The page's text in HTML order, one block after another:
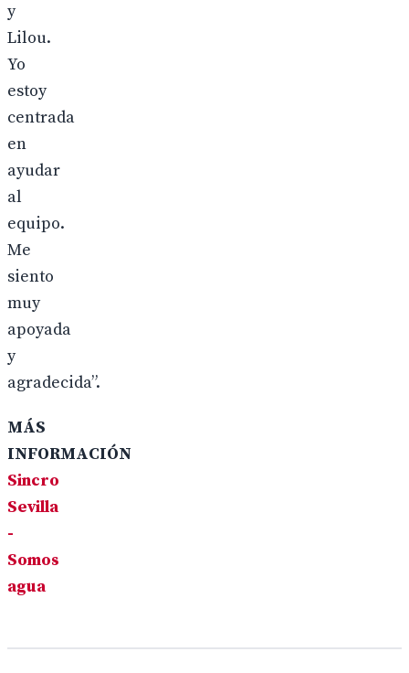
y
Lilou.
Yo
estoy
centrada
en
ayudar
al
equipo.
Me
siento
muy
apoyada
y
agradecida”.
MÁS
INFORMACIÓN
Sincro
Sevilla
-
Somos
agua